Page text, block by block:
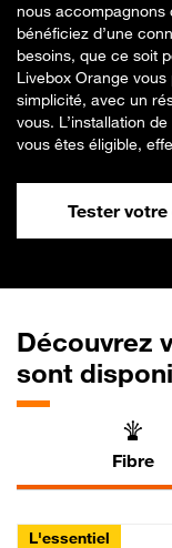
nous accompagnons
bénéficiez d’une
besoins, que ce soit
Livebox Orange
simplicité, avec un
vous. L’installation
vous êtes éligible,
Tester
Découvrez
sont
Fibre
L'essentiel